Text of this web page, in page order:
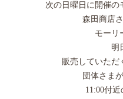
次の日曜日に開催の
森田商店
モーリ
明
販売していただ
団体さま
11:00付